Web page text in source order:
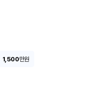
1,500만원